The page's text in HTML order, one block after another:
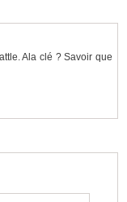
Ala clé ? Savoir que